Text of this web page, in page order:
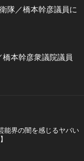
／橋本幹彦議員に
本幹彦衆議院議員
能界の闇を感じるヤバい